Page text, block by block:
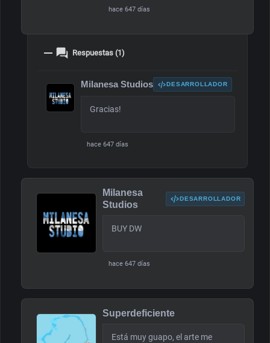
hace 647 días
Respuestas (1)
Milanesa Studios DESARROLLADOR
Gracias!
hace 647 días
Milanesa
Studios
DESARROLLADOR
BUY DW
hace 647 días
Superdeficiente
Está muy guapo, el arte me